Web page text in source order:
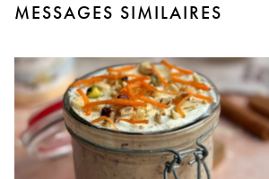
MESSAGES SIMILAIRES